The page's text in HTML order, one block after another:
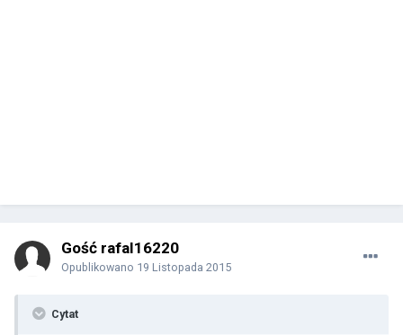
Gość rafal16220
Opublikowano 19 Listopada 2015
Cytat